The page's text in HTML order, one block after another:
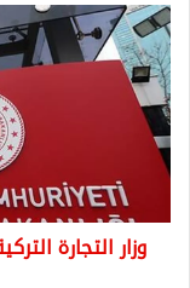
وزار
التجارة
التركية
تفرض
غرامات
على
896
بسبب
رفعها
الأسعار